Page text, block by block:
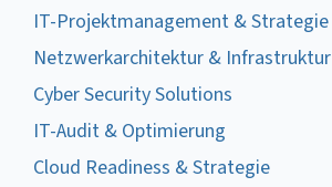
IT-Projektmanagement & Strategie
Netzwerkarchitektur & Infrastruktur
Cyber Security Solutions
IT-Audit & Optimierung
Cloud Readiness & Strategie